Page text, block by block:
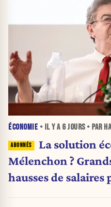
ÉCONOMIE • IL Y A 6 JOURS• PAR
La solution
Mélenchon ?
hausses de salaires